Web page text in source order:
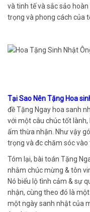
và tinh tế và sắc sảo
trọng và phong cách của
Tại Sao Nên Tặng Hoa
đề Tặng Ngay hoa sanh
với một câu chúc tốt
ấm thừa nhận. Như vậy
trọng và đc chăm sóc
Tóm lại, bài toán Tặng
nhằm chúc mừng & tôn
Nó biểu lộ tình cảm & sự
nhận, cùng theo đó là
một ngày sanh nhật của